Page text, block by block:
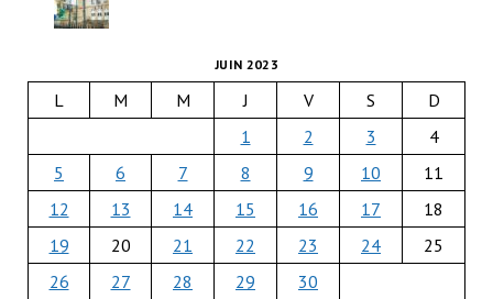
JUIN 2023
L M M J V S
D
1
2 3
4
5
6 7 8 9 10
11
12
13 14 15 16 17
18
19
20 21 22 23 24
25
26
27 28 29 30